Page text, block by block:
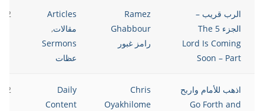
الرب قريب –
الجزء 5 The
Lord Is Coming
Soon – Part
Ramez
Ghabbour
رامز غبور
Articles
مقالات,
Sermons
عظات
اذهب للأمام واربح
Go Forth and
Chris
Oyakhilome
Daily
Content